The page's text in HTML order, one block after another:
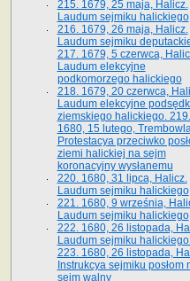
215. 1679, 25 maja, Halicz.
Laudum sejmiku halickiego
216. 1679, 26 maja, Halicz.
Laudum sejmiku
217. 1679, 5 czerwca,
Laudum elekcyjne
podkomorzego halickiego
218. 1679, 20 czerwca,
Laudum elekcyjne
ziemskiego halickiego. 219.
1680, 15 lutego,
Protestacya przeciwko
ziemi halickiej na sejm
koronacyjny wysłanemu
220. 1680, 31 lipca, Halicz.
Laudum sejmiku halickiego
221. 1680, 9 września,
Laudum sejmiku halickiego
222. 1680, 26 listopada,
Laudum sejmiku
223. 1680, 26 listopada,
Instrukcya sejmiku posłom
sejm walny